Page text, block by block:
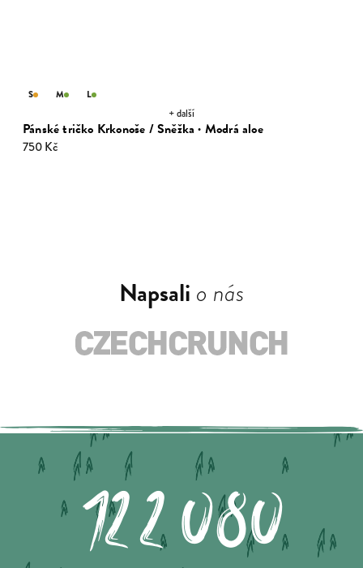
Pánské tričko Krkonoše / Sněžka · Modrá aloe
750 Kč
S M L
+ další
Napsali o nás
122.080